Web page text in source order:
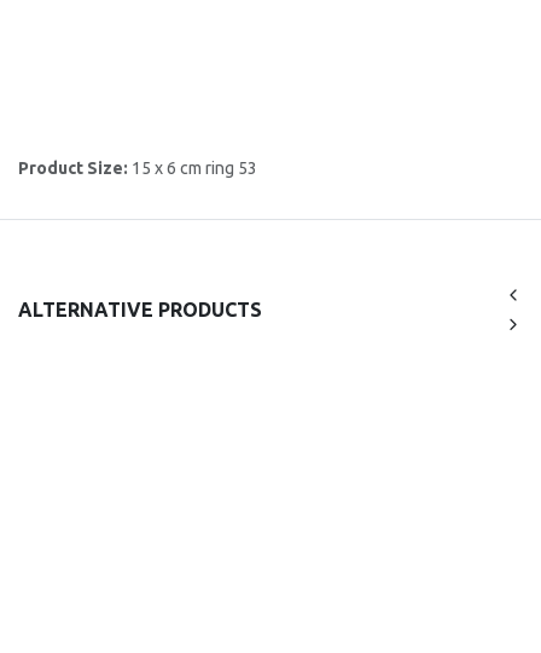
Product Size: 15 x 6 cm ring 53
ALTERNATIVE PRODUCTS